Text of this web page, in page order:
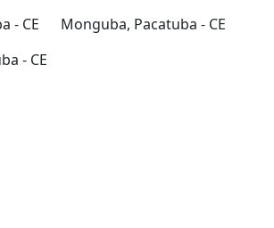
- CE
Monguba, Pacatuba - CE
- CE